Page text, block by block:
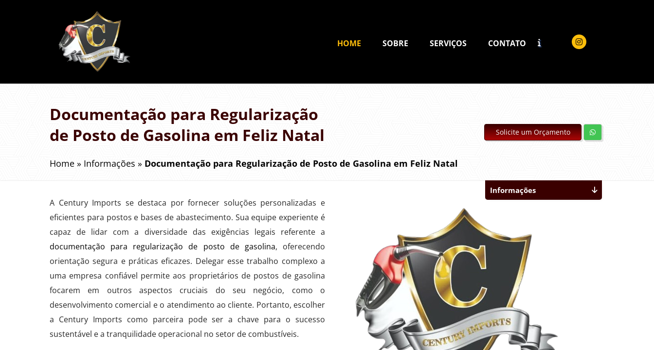
HOME SOBRE SERVIÇOS CONTATO
Documentação para Regularização
de Posto de Gasolina em Feliz Natal
Home » Informações » Documentação para Regularização de Posto de Gasolina em Feliz Natal
Solicite um Orçamento
A Century Imports se destaca por fornecer soluções personalizadas e
eficientes para postos e bases de abastecimento. Sua equipe experiente é
capaz de lidar com a diversidade das exigências legais referente a
documentação para regularização de posto de gasolina, oferecendo
orientação segura e práticas eficazes. Delegar esse trabalho complexo a
uma empresa confiável permite aos proprietários de postos de gasolina
focarem em outros aspectos cruciais do seu negócio, como o
desenvolvimento comercial e o atendimento ao cliente. Portanto, escolher
a Century Imports como parceira pode ser a chave para o sucesso
sustentável e a tranquilidade operacional no setor de combustíveis.
Informações